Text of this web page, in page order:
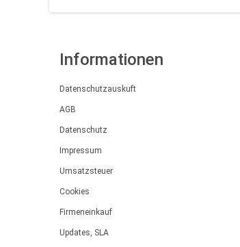
Informationen
Datenschutzauskuft
AGB
Datenschutz
Impressum
Umsatzsteuer
Cookies
Firmeneinkauf
Updates, SLA